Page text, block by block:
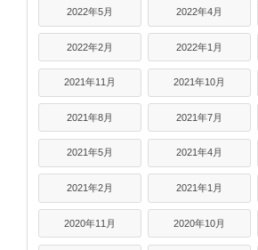
2022年5月 2022年4月
2022年2月 2022年1月
2021年11月 2021年10月
2021年8月 2021年7月
2021年5月 2021年4月
2021年2月 2021年1月
2020年11月 2020年10月